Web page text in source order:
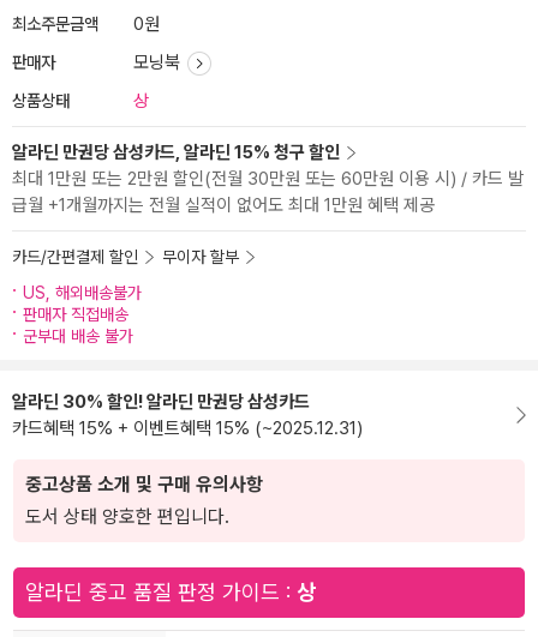
최소주문금액 0원
판매자 모닝북
상품상태 상
알라딘 만권당 삼성카드, 알라딘 15% 청구 할인
최대 1만원 또는 2만원 할인(전월 30만원 또는 60만원 이용 시) / 카드 발
급월 +1개월까지는 전월 실적이 없어도 최대 1만원 혜택 제공
카드/간편결제 할인
무이자 할부
US, 해외배송불가
판매자 직접배송
군부대 배송 불가
알라딘 30% 할인! 알라딘 만권당 삼성카드
카드혜택 15% + 이벤트혜택 15% (~2025.12.31)
중고상품 소개 및 구매 유의사항
도서 상태 양호한 편입니다.
알라딘 중고 품질 판정 가이드 : 상